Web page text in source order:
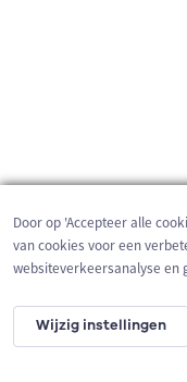
200 m
Door op 'Accepteer alle
van cookies voor een
websiteverkeersanalyse en
Wijzig instellingen